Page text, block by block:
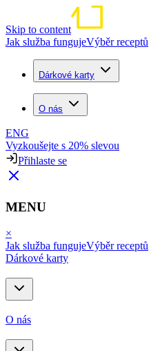
Skip to content
Jak služba fungujeVýběr receptů
Dárkové karty
O nás
ENG
Vyzkoušejte s 20% slevou
Přihlaste se
MENU
×
Jak služba fungujeVýběr receptů
Dárkové karty
O nás